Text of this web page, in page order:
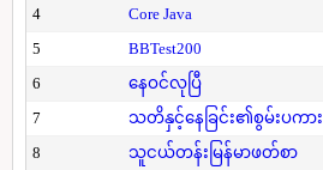
4
Core Java
5
BBTest200
6
နေဝင်လုပြီ
7
သတိနှင့်နေခြင်း၏စွမ်းပကား
8
သူငယ်တန်းမြန်မာဖတ်စာ